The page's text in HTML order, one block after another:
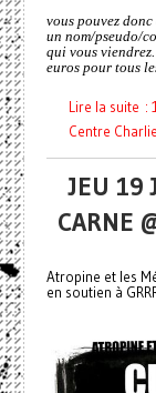
vous pouvez
un nom/pseudo/
qui vous
euros pour tous
Lire la suite :
Centre
JEU 19
CARNE
Atropine et les
en soutien à